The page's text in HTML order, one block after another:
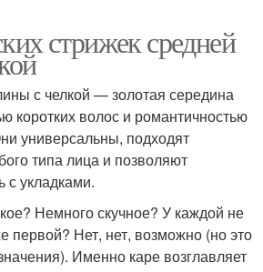
стрижек средней
с челкой — золотая середина
коротких волос и романтичностью
универсальны, подходят
типа лица и позволяют
с укладками.
Немного скучное? У каждой не
первой? Нет, нет, возможно (но это
Именно каре возглавляет